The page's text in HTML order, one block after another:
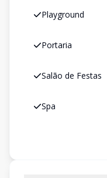
Playground
Portaria
Salão de Festas
Spa